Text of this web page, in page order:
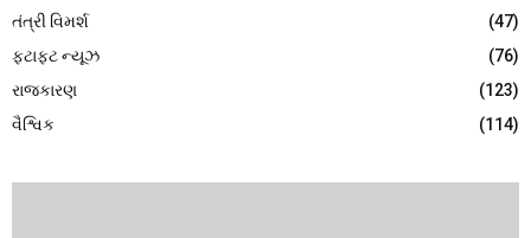
તંત્રી વિમર્શ
(47)
ફટાફટ ન્યૂઝ
(76)
રાજકારણ
(123)
વૈશ્વિક
(114)